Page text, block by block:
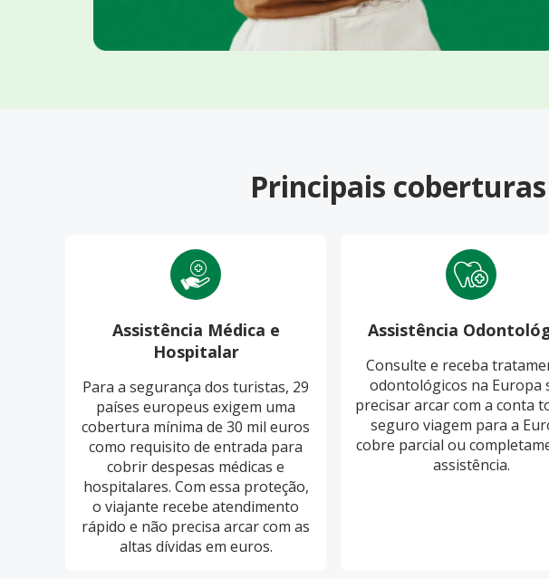
Principais
Assistência Médica e
Hospitalar
Para a segurança dos turistas, 29
países europeus exigem uma
cobertura mínima de 30 mil euros
como requisito de entrada para
cobrir despesas médicas e
hospitalares. Com essa proteção,
o viajante recebe atendimento
rápido e não precisa arcar com as
altas dívidas em euros.
Assistência
Consulte e receba
odontológicos na Europa
precisar arcar com a conta
seguro viagem para a
cobre parcial ou
assistência.